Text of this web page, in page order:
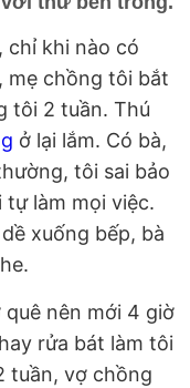
chỉ khi nào có
mẹ chồng tôi bắt
tôi 2 tuần. Thú
ở lại lắm. Có bà,
tôi sai bảo
làm mọi việc.
xuống bếp, bà
quê nên mới 4 giờ
rửa bát làm tôi
tuần, vợ chồng